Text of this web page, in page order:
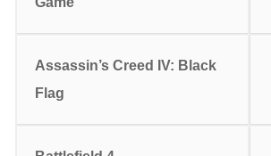
Assassin’s Creed IV: Black
Flag